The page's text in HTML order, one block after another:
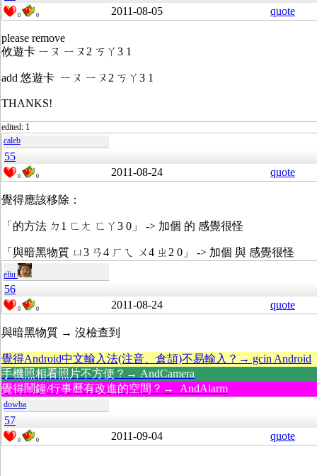
0 0 2011-08-05 quote
please remove
攸遊卡 ㄧㄡ ㄧㄡ2 ㄎㄚ3 1
add 悠遊卡 ㄧㄡ ㄧㄡ2 ㄎㄚ3 1
THANKS!
edited: 1
caleb
55
0 0 2011-08-24 quote
覺得應該移除：
「的方法 ㄉ1 ㄈㄤ ㄈㄚ3 0」 -> 加個 的 感覺很怪
「與暗黑物質 ㄩ3 ㄢ4 ㄏㄟ ㄨ4 ㄓ2 0」 -> 加個 與 感覺很怪
eliu
56
0 0 2011-08-24 quote
與暗黑物質 → 沒檢查到
覺得Android中文輸入法(注音、倉頡)不易輸入？→ gcin Android
手機照相看照片不方便？→ AndCamera
覺得鬧鐘/行事曆有改進的空間？→ AndAlarm
dowba
57
0 0 2011-09-04 quote